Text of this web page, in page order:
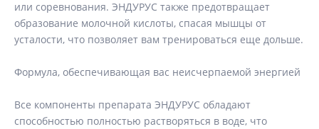
защищает все суставы на всем протяжении тренировки
или соревнования. ЭНДУРУС также предотвращает
образование молочной кислоты, спасая мышцы от
Все компоненты препарата ЭНДУРУС обладают